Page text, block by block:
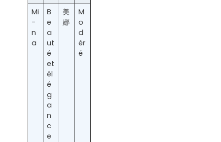
Mi
-
n
a
B
e
a
ut
é
et
él
é
g
a
n
c
e
美
娜
M
o
d
ér
é